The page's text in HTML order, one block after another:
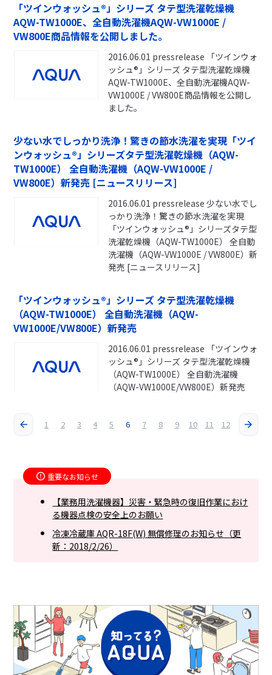
「ツインウォッシュ®」シリーズ タテ型洗濯乾燥機
AQW-TW1000E、全自動洗濯機AQW-VW1000E /
VW800E商品情報を公開しました。
2016.06.01 pressrelease 「ツインウォ
ッシュ®」シリーズ タテ型洗濯乾燥機
AQW-TW1000E、全自動洗濯機AQW-
VW1000E / VW800E商品情報を公開し
ました。
少ない水でしっかり洗浄！驚きの節水洗濯を実現「ツイ
ンウォッシュ®」シリーズタテ型洗濯乾燥機（AQW-
TW1000E） 全自動洗濯機（AQW-VW1000E /
VW800E）新発売 [ニュースリリース]
2016.06.01 pressrelease 少ない水でし
っかり洗浄！驚きの節水洗濯を実現
「ツインウォッシュ®」シリーズタテ型
洗濯乾燥機（AQW-TW1000E） 全自動
洗濯機（AQW-VW1000E / VW800E）新
発売 [ニュースリリース]
「ツインウォッシュ®」シリーズ タテ型洗濯乾燥機
（AQW-TW1000E） 全自動洗濯機（AQW-
VW1000E/VW800E）新発売
2016.06.01 pressrelease 「ツインウォ
ッシュ®」シリーズ タテ型洗濯乾燥機
（AQW-TW1000E） 全自動洗濯機
（AQW-VW1000E/VW800E）新発売
1 2 3 4 5 6 7 8 9 10 11 12
重要なお知らせ
【業務用洗濯機器】災害・緊急時の復旧作業におけ
る機器点検の安全上のお願い
冷凍冷蔵庫 AQR-18F(W) 無償修理のお知らせ（更
新：2018/2/26）